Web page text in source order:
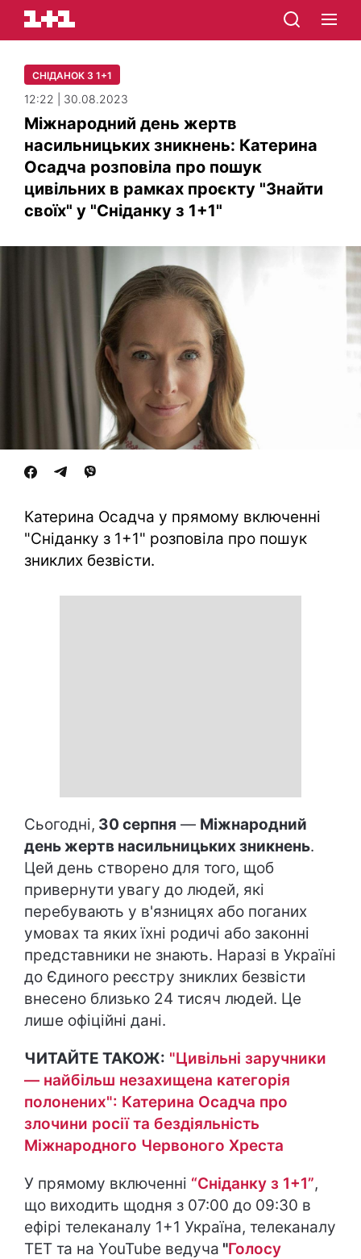
СНІДАНОК З 1+1
12:22 | 30.08.2023
Міжнародний день жертв
насильницьких зникнень: Катерина
Осадча розповіла про пошук
цивільних в рамках проєкту "Знайти
своїх" у "Сніданку з 1+1"
Катерина Осадча у прямому включенні
"Сніданку з 1+1" розповіла про пошук
зниклих безвісти.
Сьогодні, 30 серпня — Міжнародний
день жертв насильницьких зникнень.
Цей день створено для того, щоб
привернути увагу до людей, які
перебувають у в'язницях або поганих
умовах та яких їхні родичі або законні
представники не знають. Наразі в Україні
до Єдиного реєстру зниклих безвісти
внесено близько 24 тисяч людей. Це
лише офіційні дані.
ЧИТАЙТЕ ТАКОЖ: "Цивільні заручники
— найбільш незахищена категорія
полонених": Катерина Осадча про
злочини росії та бездіяльність
Міжнародного Червоного Хреста
У прямому включенні “Сніданку з 1+1”,
що виходить щодня з 07:00 до 09:30 в
ефірі телеканалу 1+1 Україна, телеканалу
ТЕТ та на YouTube ведуча "Голосу